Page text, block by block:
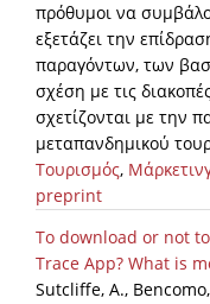
Helpdesks
Telephone & email
Access to EKT
πρόθυμοι να
εξετάζει την
παραγόντων, των
σχέση με τις
σχετίζονται με την
μεταπανδημικού
Τουρισμός,
preprint
To download or not
Trace App? What is
Sutcliffe, A.,